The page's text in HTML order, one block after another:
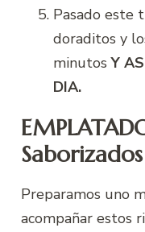
Pasado este
doraditos y
minutosY
DIA.
Preparamos uno
acompañar estos